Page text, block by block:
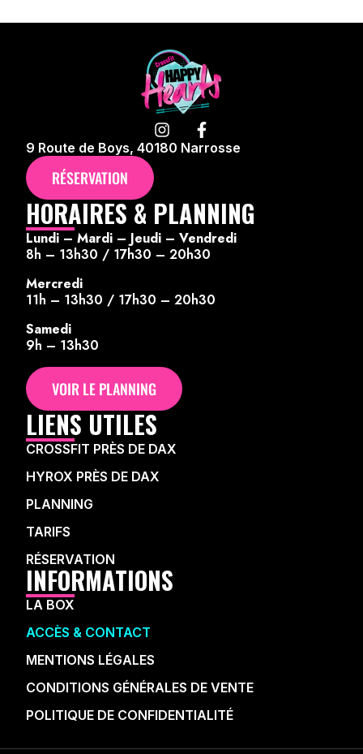
9 Route de Boys, 40180 Narrosse
RÉSERVATION
HORAIRES & PLANNING
Lundi – Mardi – Jeudi – Vendredi
8h – 13h30 / 17h30 – 20h30
Mercredi
11h – 13h30 / 17h30 – 20h30
Samedi
9h – 13h30
VOIR LE PLANNING
LIENS UTILES
CROSSFIT PRÈS DE DAX
HYROX PRÈS DE DAX
PLANNING
TARIFS
RÉSERVATION
INFORMATIONS
LA BOX
ACCÈS & CONTACT
MENTIONS LÉGALES
CONDITIONS GÉNÉRALES DE VENTE
POLITIQUE DE CONFIDENTIALITÉ